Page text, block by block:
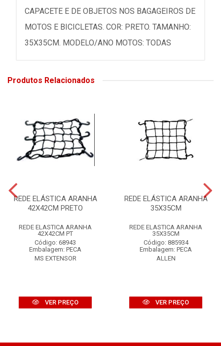
CAPACETE E DE OBJETOS NOS BAGAGEIROS DE
MOTOS E BICICLETAS. COR: PRETO. TAMANHO:
35X35CM. MODELO/ANO MOTOS: TODAS
Produtos Relacionados
REDE ELÁSTICA ARANHA
42X42CM PRETO
REDE ELASTICA ARANHA
42X42CM PT
Código: 68943
Embalagem: PECA
MS EXTENSOR
VER PREÇO
REDE ELÁSTICA ARANHA
35X35CM
REDE ELASTICA ARANHA
35X35CM
Código: 885934
Embalagem: PECA
ALLEN
VER PREÇO